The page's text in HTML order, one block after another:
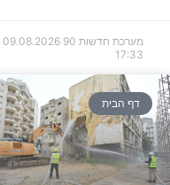
מערכת חדשות 90
09.08.2026
17:33
דף הבית